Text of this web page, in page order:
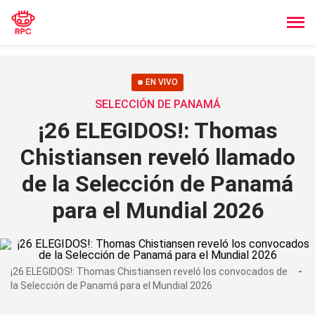
EN VIVO
SELECCIÓN DE PANAMÁ
¡26 ELEGIDOS!: Thomas
Chistiansen reveló llamado
de la Selección de Panamá
para el Mundial 2026
¡26 ELEGIDOS!: Thomas Chistiansen reveló los convocados de
la Selección de Panamá para el Mundial 2026